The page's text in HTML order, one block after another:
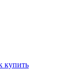
купить